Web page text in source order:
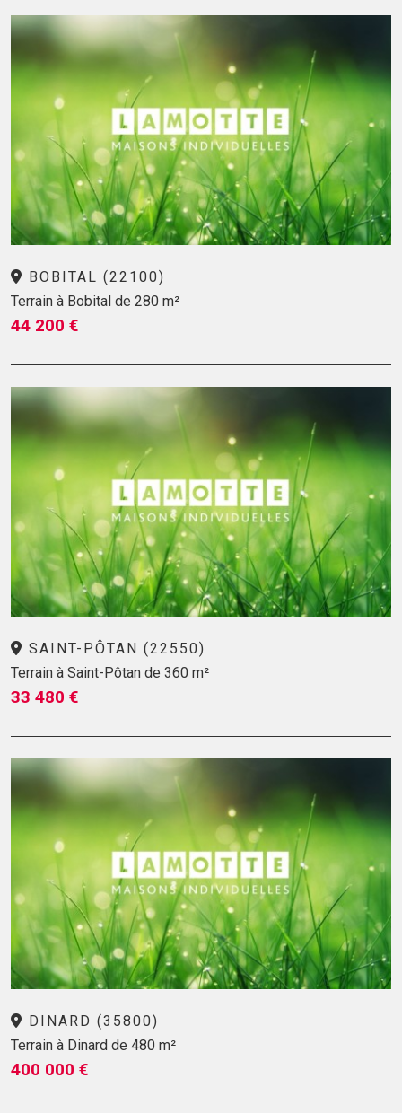
BOBITAL (22100)
Terrain à Bobital de 280 m²
44 200 €
SAINT-PÔTAN (22550)
Terrain à Saint-Pôtan de 360 m²
33 480 €
DINARD (35800)
Terrain à Dinard de 480 m²
400 000 €